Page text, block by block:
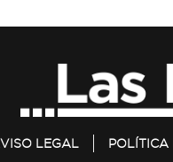
LEGAL POLÍTICA